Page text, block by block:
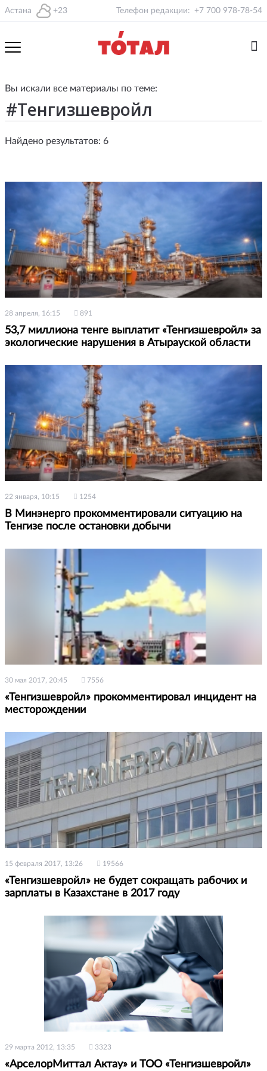
Астана +23 Телефон редакции: +7 700 978-78-54
Вы искали все материалы по теме:
Найдено результатов: 6
28 апреля, 16:15 891
53,7 миллиона тенге выплатит «Тенгизшевройл» за
экологические нарушения в Атырауской области
22 января, 10:15 1254
В Минэнерго прокомментировали ситуацию на
Тенгизе после остановки добычи
30 мая 2017, 20:45 7556
«Тенгизшевройл» прокомментировал инцидент на
месторождении
15 февраля 2017, 13:26 19566
«Тенгизшевройл» не будет сокращать рабочих и
зарплаты в Казахстане в 2017 году
29 марта 2012, 13:35 3323
«АрселорМиттал Актау» и ТОО «Тенгизшевройл»